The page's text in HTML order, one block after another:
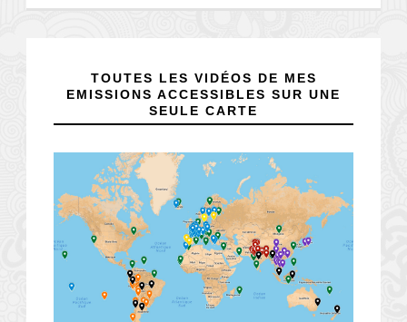
TOUTES LES VIDÉOS DE MES
EMISSIONS ACCESSIBLES SUR UNE
SEULE CARTE